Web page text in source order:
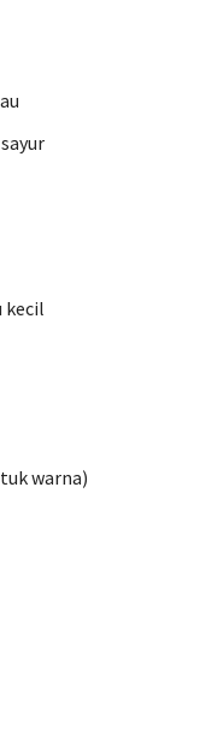
kecil
warna)